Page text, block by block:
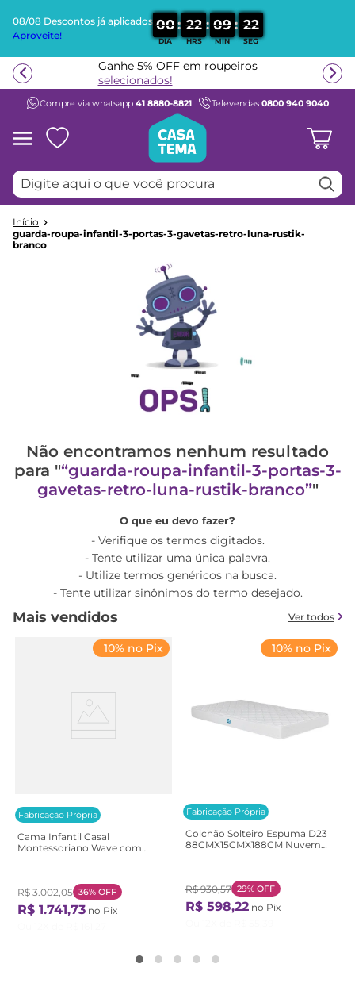
08/08 Descontos já aplicados
Aproveite!
00
DIA
: 22
HRS
: 09
MIN
: 22
SEG
Ganhe 5% OFF em roupeiros
selecionados!
Compre via whatsapp 41 8880-8821 Televendas 0800 940 9040
Digite aqui o que você procura
guarda-roupa-infantil-3-portas-3-gavetas-retro-luna-rustik-
branco
Não encontramos nenhum resultado
para " guarda-roupa-infantil-3-portas-3-
gavetas-retro-luna-rustik-branco "
O que eu devo fazer?
Verifique os termos digitados.
Tente utilizar uma única palavra.
Utilize termos genéricos na busca.
Tente utilizar sinônimos do termo desejado.
Mais vendidos Ver todos
Fabricação Própria
10% no Pix
Cama Infantil Casal
Montessoriano Wave com
Natural/Branco
R$ 3.002,05 36% OFF
R$ 1.741,73 no Pix
Fabricação Própria
10% no Pix
Colchão Solteiro Espuma D23
88CMX15CMX188CM Nuvem
R$ 930,57 29% OFF
R$ 598,22 no Pix
1º
guarda roupa
3º
bicama
º
escrivaninha
6º
petit
7º
cama infantil